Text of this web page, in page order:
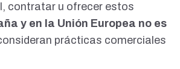
contratar u ofrecer estos
y en la Unión Europea no es
prácticas comerciales